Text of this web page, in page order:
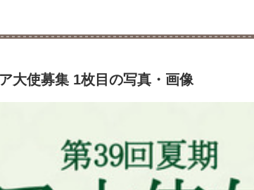
大使募集 1枚目の写真・画像